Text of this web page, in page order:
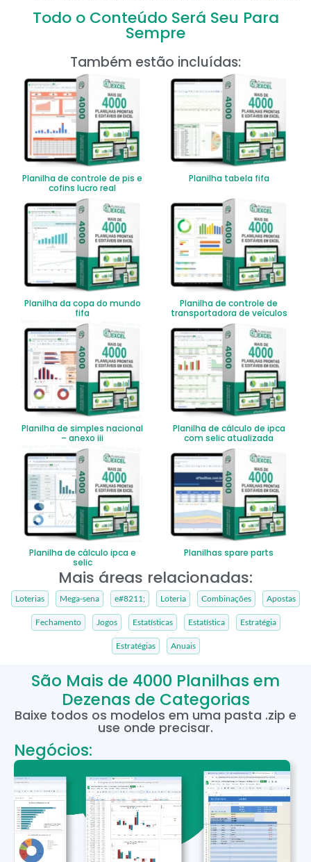
Todo o Conteúdo Será Seu Para
Sempre
Também estão incluídas:
Planilha de controle de pis e
cofins lucro real
Planilha tabela fifa
Planilha da copa do mundo
fifa
Planilha de controle de
transportadora de veículos
Planilha de simples nacional
– anexo iii
Planilha de cálculo de ipca
com selic atualizada
Planilha de cálculo ipca e
selic
Planilhas spare parts
Mais áreas relacionadas:
Loterias Mega-sena e#8211; Loteria Combinações Apostas
Fechamento Jogos Estatísticas Estatística Estratégia
Estratégias Anuais
São Mais de 4000 Planilhas em
Dezenas de Categorias
Baixe todos os modelos em uma pasta .zip e
use onde precisar.
Negócios: